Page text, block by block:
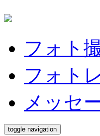
フォト
フォト
メッセ
toggle navigation